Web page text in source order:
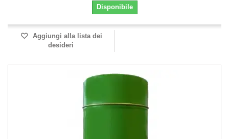
Disponibile
Aggiungi alla lista dei
desideri